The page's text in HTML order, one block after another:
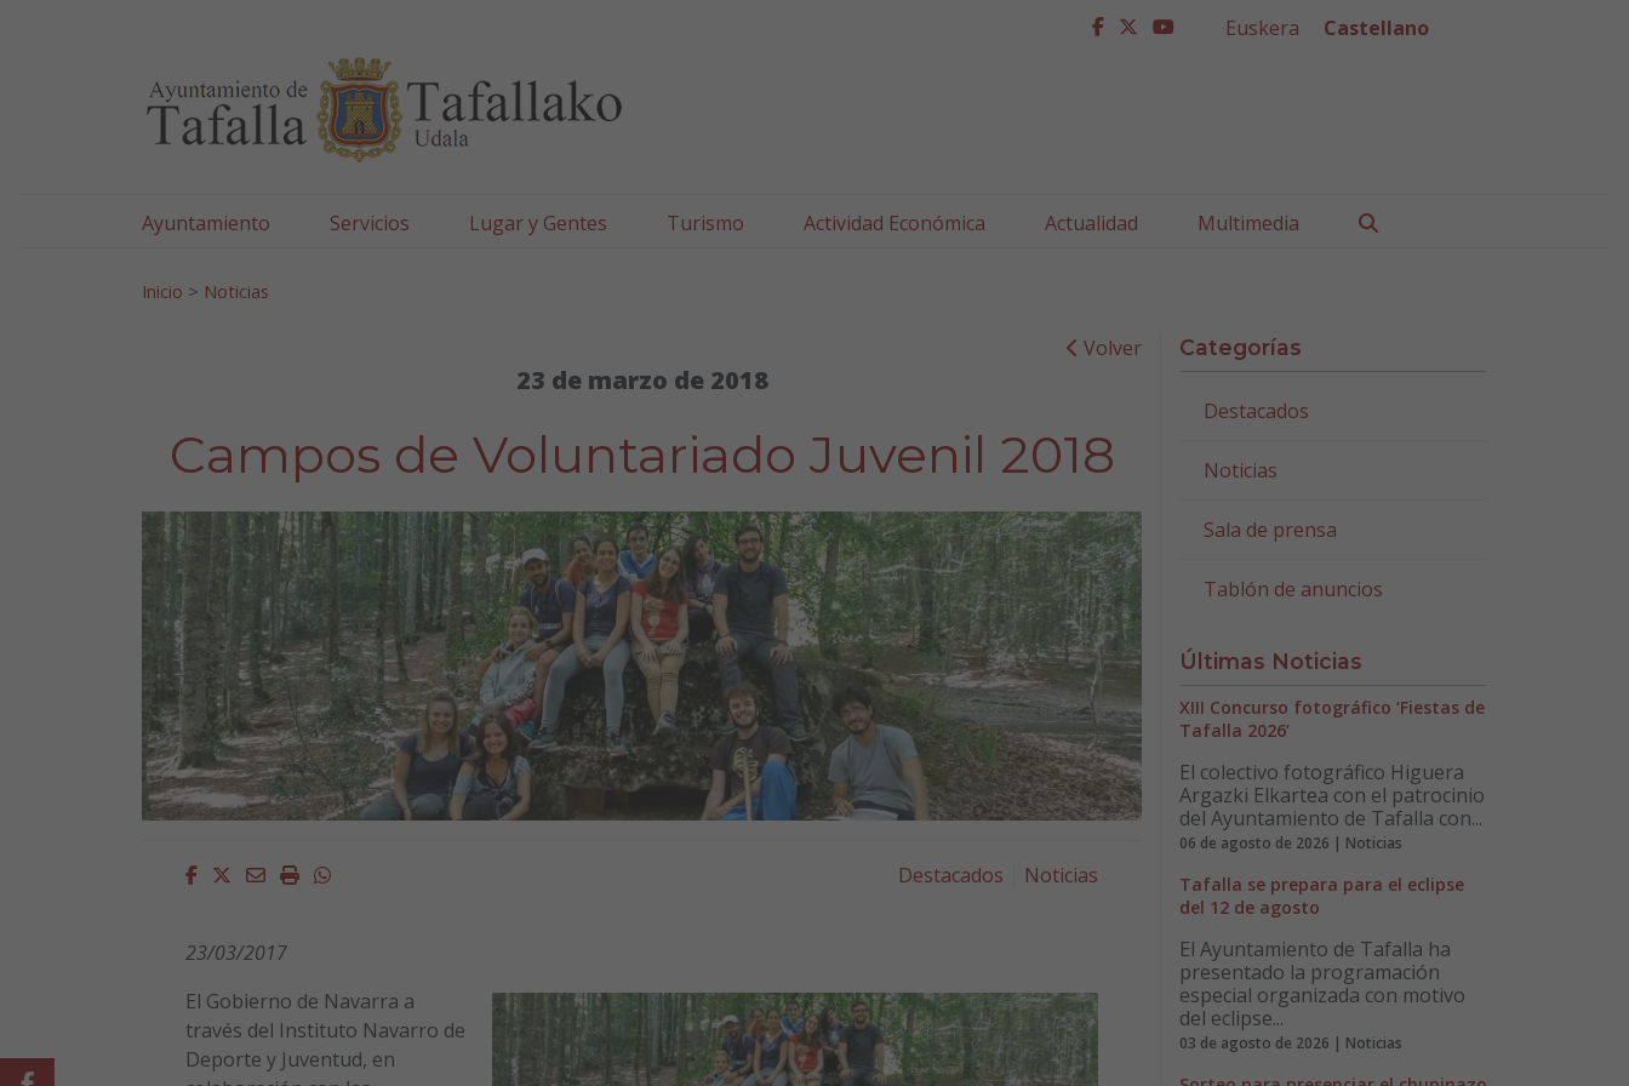
facebook
twitter
youtube
Euskera Castellano
Ayuntamiento Servicios Lugar y Gentes Turismo Actividad Económica Actualidad Multimedia
Inicio > Noticias
Volver
23 de marzo de 2018
Campos de Voluntariado Juvenil 2018
Facebook
Twitter
EmailImprimirWhatsapp Destacados Noticias
23/03/2017
El Gobierno de Navarra a
través del Instituto Navarro de
Deporte y Juventud, en
Categorías
Destacados
Noticias
Sala de prensa
Tablón de anuncios
Últimas Noticias
XIII Concurso fotográfico ‘Fiestas de
Tafalla 2026’
El colectivo fotográfico Higuera
Argazki Elkartea con el patrocinio
del Ayuntamiento de Tafalla con...
06 de agosto de 2026 | Noticias
Tafalla se prepara para el eclipse
del 12 de agosto
El Ayuntamiento de Tafalla ha
presentado la programación
especial organizada con motivo
del eclipse...
03 de agosto de 2026 | Noticias
Facebook